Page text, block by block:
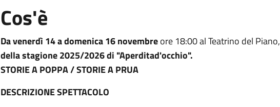
Cos'è
Da venerdì 14 a domenica 16 novembreore 18:00 al Teatrino del Piano,
della stagione 2025/2026 di "Aperditad'occhio".
STORIE A POPPA / STORIE A PRUA
DESCRIZIONE SPETTACOLO